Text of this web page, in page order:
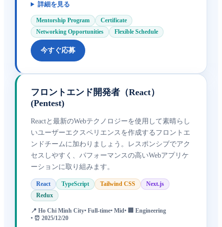
詳細を見る
Mentorship Program
Certificate
Networking Opportunities
Flexible Schedule
今すぐ応募
フロントエンド開発者（React）
(Pentest)
Reactと最新のWebテクノロジーを使用して素晴らし
いユーザーエクスペリエンスを作成するフロントエ
ンドチームに加わりましょう。レスポンシブでアク
セスしやすく、パフォーマンスの高いWebアプリケ
ーションに取り組みます。
React TypeScript Tailwind CSS
Next.js
Redux
📍 Ho Chi Minh City• Full-time• Mid• 🏢 Engineering
• ⏰ 2025/12/20